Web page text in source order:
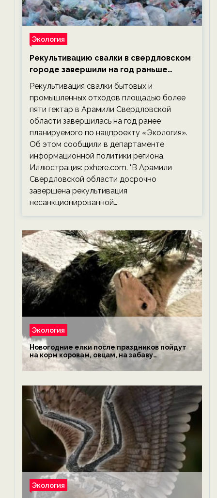
Экология
Рекультивацию свалки в свердловском
городе завершили на год раньше
планируемого срока — новости
экологии на ECOportal
Рекультивация свалки бытовых и
промышленных отходов площадью более
пяти гектар в Арамили Свердловской
области завершилась на год ранее
планируемого по нацпроекту «Экология».
Об этом сообщили в департаменте
информационной политики региона.
Иллюстрация: pxhere.com. "В Арамили
Свердловской области досрочно
завершена рекультивация
несанкционированной…
Экология
Новогодние елки после праздников пойдут
на корм коровам, овцам, на забаву
обезьянам, львам и леопардам — новости
экологии на ECOportal
Экология